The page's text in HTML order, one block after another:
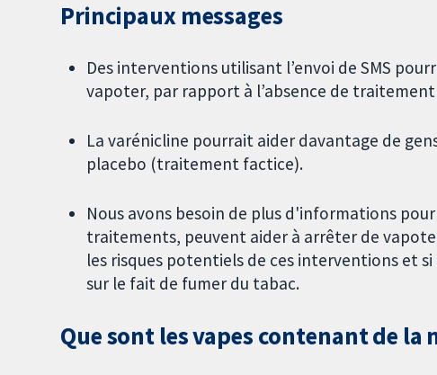
Principaux messages
Des interventions utilisant l’envoi de SMS
vapoter, par rapport à l’absence de
La varénicline pourrait aider davantage de
placebo (traitement factice).
Nous avons besoin de plus d'informations
traitements, peuvent aider à arrêter de
les risques potentiels de ces interventions et
sur le fait de fumer du tabac.
Que sont les vapes contenant de la